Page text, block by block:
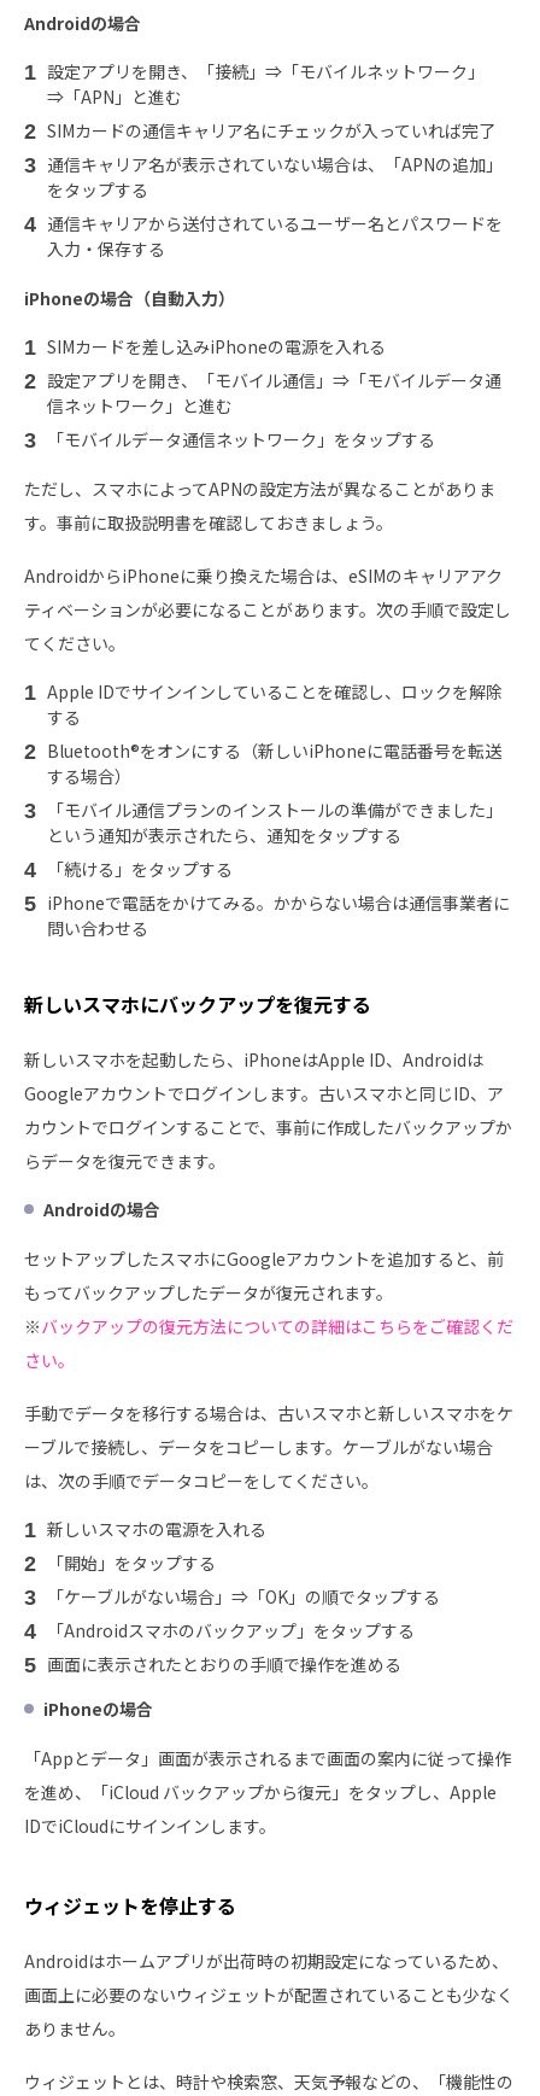
Androidの場合
設定アプリを開き、「接続」⇒「モバイルネットワーク」
⇒「APN」と進む
SIMカードの通信キャリア名にチェックが入っていれば完了
通信キャリア名が表示されていない場合は、「APNの追加」
をタップする
通信キャリアから送付されているユーザー名とパスワードを
入力・保存する
iPhoneの場合（自動入力）
SIMカードを差し込みiPhoneの電源を入れる
設定アプリを開き、「モバイル通信」⇒「モバイルデータ通
信ネットワーク」と進む
「モバイルデータ通信ネットワーク」をタップする
ただし、スマホによってAPNの設定方法が異なることがありま
す。事前に取扱説明書を確認しておきましょう。
AndroidからiPhoneに乗り換えた場合は、eSIMのキャリアアク
ティベーションが必要になることがあります。次の手順で設定し
てください。
Apple IDでサインインしていることを確認し、ロックを解除
する
Bluetooth®をオンにする（新しいiPhoneに電話番号を転送
する場合）
「モバイル通信プランのインストールの準備ができました」
という通知が表示されたら、通知をタップする
「続ける」をタップする
iPhoneで電話をかけてみる。かからない場合は通信事業者に
問い合わせる
新しいスマホにバックアップを復元する
新しいスマホを起動したら、iPhoneはApple ID、Androidは
Googleアカウントでログインします。古いスマホと同じID、ア
カウントでログインすることで、事前に作成したバックアップか
らデータを復元できます。
Androidの場合
セットアップしたスマホにGoogleアカウントを追加すると、前
もってバックアップしたデータが復元されます。
※バックアップの復元方法についての詳細はこちらをご確認くだ
さい。
手動でデータを移行する場合は、古いスマホと新しいスマホをケ
ーブルで接続し、データをコピーします。ケーブルがない場合
は、次の手順でデータコピーをしてください。
新しいスマホの電源を入れる
「開始」をタップする
「ケーブルがない場合」⇒「OK」の順でタップする
「Androidスマホのバックアップ」をタップする
画面に表示されたとおりの手順で操作を進める
iPhoneの場合
「Appとデータ」画面が表示されるまで画面の案内に従って操作
を進め、「iCloud バックアップから復元」をタップし、Apple
IDでiCloudにサインインします。
ウィジェットを停止する
Androidはホームアプリが出荷時の初期設定になっているため、
画面上に必要のないウィジェットが配置されていることも少なく
ありません。
ウィジェットとは、時計や検索窓、天気予報などの、「機能性の